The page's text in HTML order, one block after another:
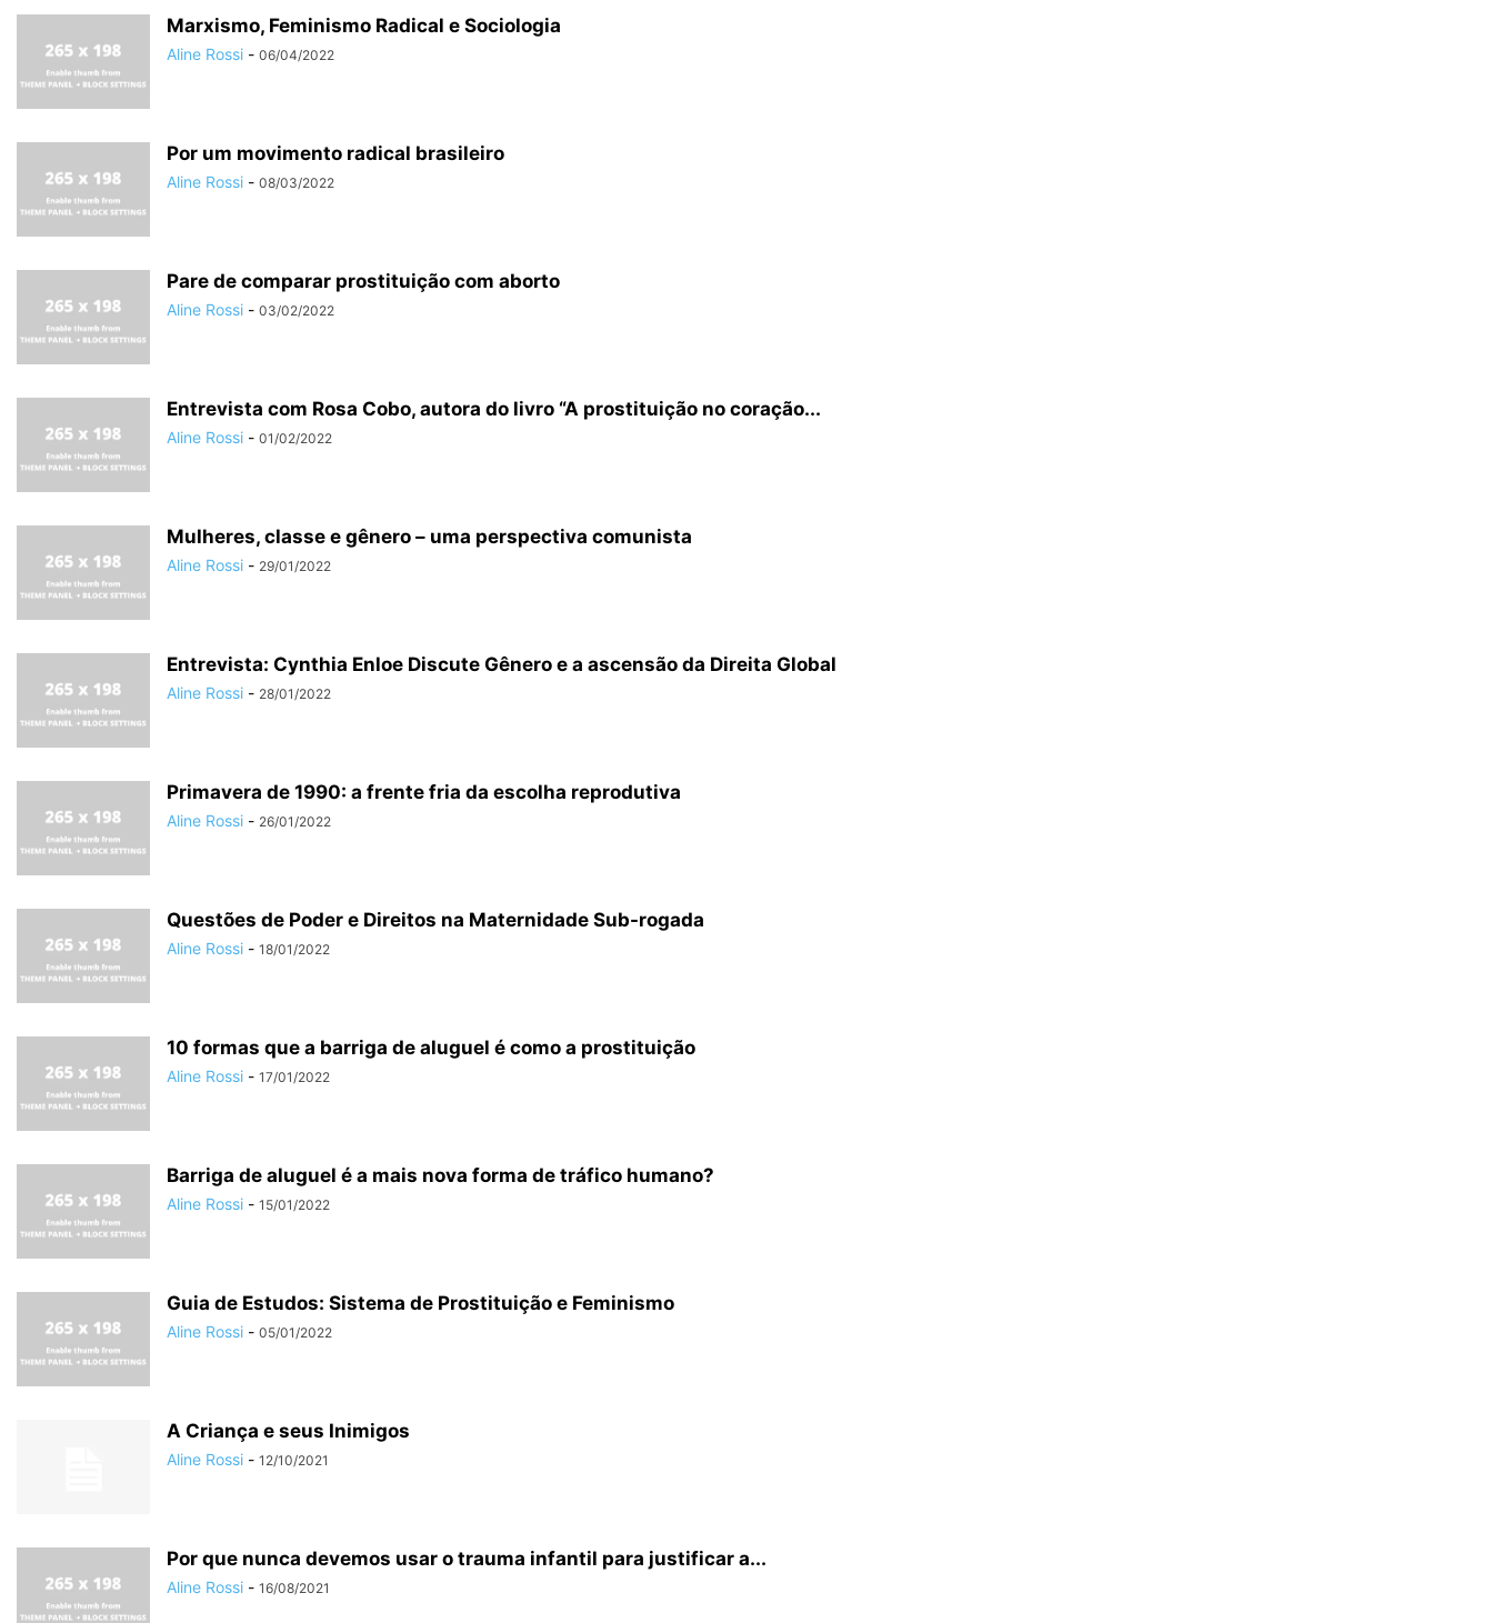
Marxismo, Feminismo Radical e Sociologia
Aline Rossi - 06/04/2022
Por um movimento radical brasileiro
Aline Rossi - 08/03/2022
Pare de comparar prostituição com aborto
Aline Rossi - 03/02/2022
Entrevista com Rosa Cobo, autora do livro “A prostituição no coração...
Aline Rossi - 01/02/2022
Mulheres, classe e gênero – uma perspectiva comunista
Aline Rossi - 29/01/2022
Entrevista: Cynthia Enloe Discute Gênero e a ascensão da Direita Global
Aline Rossi - 28/01/2022
Primavera de 1990: a frente fria da escolha reprodutiva
Aline Rossi - 26/01/2022
Questões de Poder e Direitos na Maternidade Sub-rogada
Aline Rossi - 18/01/2022
10 formas que a barriga de aluguel é como a prostituição
Aline Rossi - 17/01/2022
Barriga de aluguel é a mais nova forma de tráfico humano?
Aline Rossi - 15/01/2022
Guia de Estudos: Sistema de Prostituição e Feminismo
Aline Rossi - 05/01/2022
A Criança e seus Inimigos
Aline Rossi - 12/10/2021
Por que nunca devemos usar o trauma infantil para justificar a...
Aline Rossi - 16/08/2021